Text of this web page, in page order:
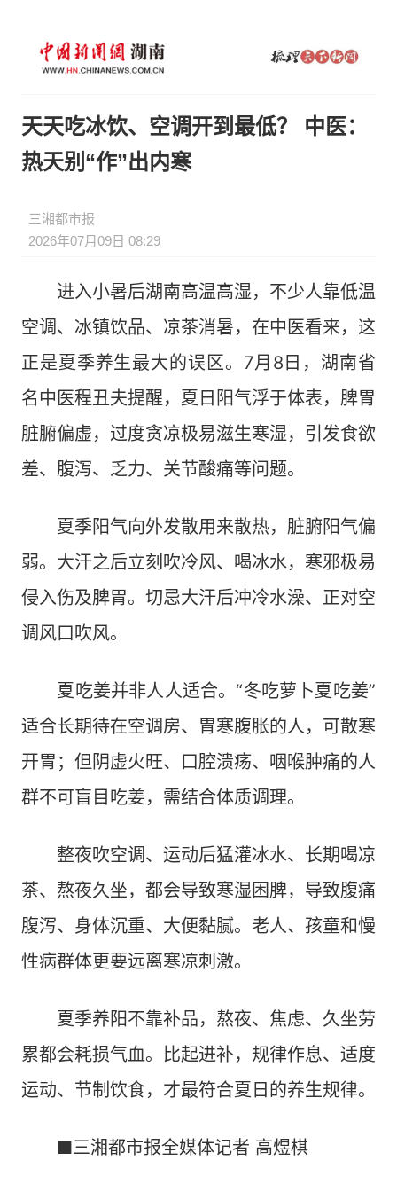
天天吃冰饮、空调开到最低？ 中医：
热天别“作”出内寒
三湘都市报
2026年07月09日 08:29
进入小暑后湖南高温高湿，不少人靠低温
空调、冰镇饮品、凉茶消暑，在中医看来，这
正是夏季养生最大的误区。7月8日，湖南省
名中医程丑夫提醒，夏日阳气浮于体表，脾胃
脏腑偏虚，过度贪凉极易滋生寒湿，引发食欲
差、腹泻、乏力、关节酸痛等问题。
夏季阳气向外发散用来散热，脏腑阳气偏
弱。大汗之后立刻吹冷风、喝冰水，寒邪极易
侵入伤及脾胃。切忌大汗后冲冷水澡、正对空
调风口吹风。
夏吃姜并非人人适合。“冬吃萝卜夏吃姜”
适合长期待在空调房、胃寒腹胀的人，可散寒
开胃；但阴虚火旺、口腔溃疡、咽喉肿痛的人
群不可盲目吃姜，需结合体质调理。
整夜吹空调、运动后猛灌冰水、长期喝凉
茶、熬夜久坐，都会导致寒湿困脾，导致腹痛
腹泻、身体沉重、大便黏腻。老人、孩童和慢
性病群体更要远离寒凉刺激。
夏季养阳不靠补品，熬夜、焦虑、久坐劳
累都会耗损气血。比起进补，规律作息、适度
运动、节制饮食，才最符合夏日的养生规律。
■三湘都市报全媒体记者 高煜棋